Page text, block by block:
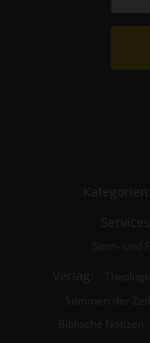
Kategorien:
Services:
Sonn- und
Verlag:
Stimmen der Zeit
Biblische Notizen